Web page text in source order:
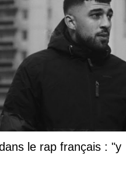
le rap français : "y